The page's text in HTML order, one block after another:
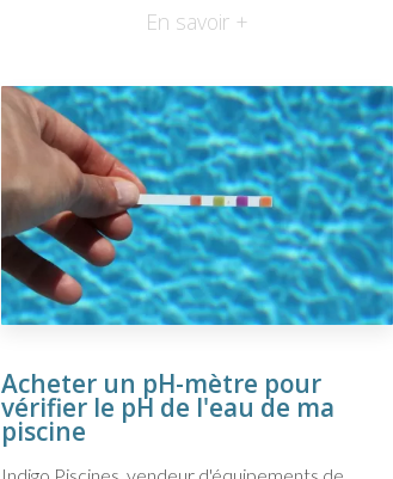
En savoir +
Acheter un pH-mètre pour
vérifier le pH de l'eau de ma
piscine
Indigo Piscines, vendeur d'équipements de